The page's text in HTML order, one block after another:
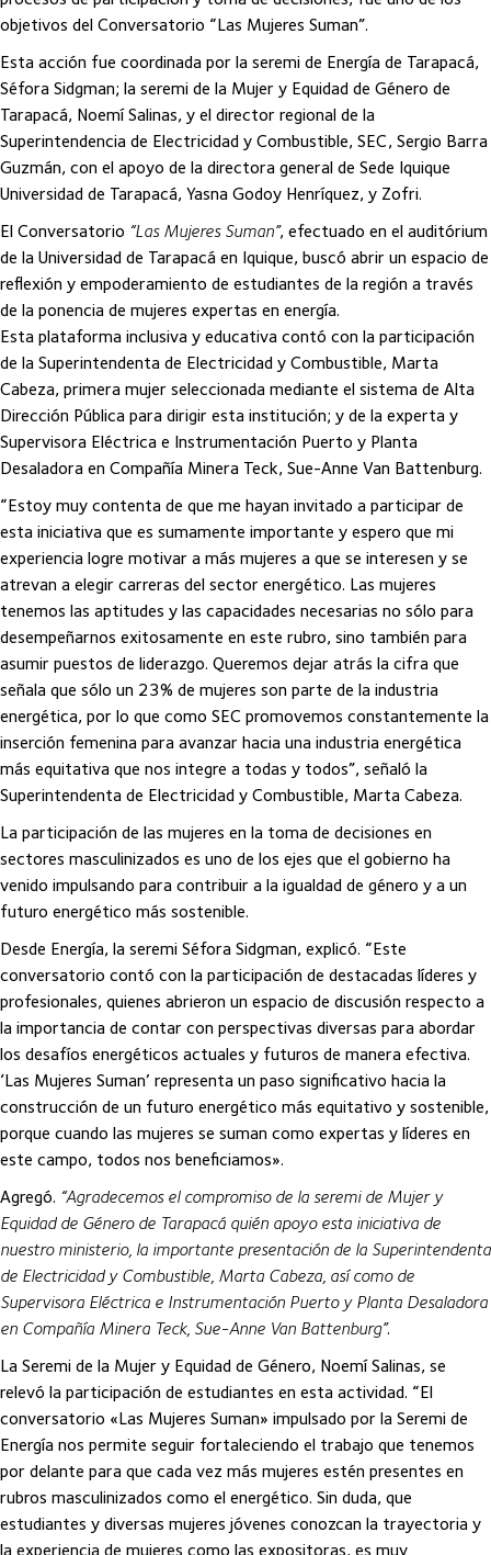
objetivos del Conversatorio “Las Mujeres Suman”.
Esta acción fue coordinada por la seremi de Energía de Tarapacá,
Séfora Sidgman; la seremi de la Mujer y Equidad de Género de
Tarapacá, Noemí Salinas, y el director regional de la
Superintendencia de Electricidad y Combustible, SEC, Sergio Barra
Guzmán, con el apoyo de la directora general de Sede Iquique
Universidad de Tarapacá, Yasna Godoy Henríquez, y Zofri.
El Conversatorio “Las Mujeres Suman”, efectuado en el auditórium
de la Universidad de Tarapacá en Iquique, buscó abrir un espacio de
reflexión y empoderamiento de estudiantes de la región a través
de la ponencia de mujeres expertas en energía.
Esta plataforma inclusiva y educativa contó con la participación
de la Superintendenta de Electricidad y Combustible, Marta
Cabeza, primera mujer seleccionada mediante el sistema de Alta
Dirección Pública para dirigir esta institución; y de la experta y
Supervisora Eléctrica e Instrumentación Puerto y Planta
Desaladora en Compañía Minera Teck, Sue-Anne Van Battenburg.
“Estoy muy contenta de que me hayan invitado a participar de
esta iniciativa que es sumamente importante y espero que mi
experiencia logre motivar a más mujeres a que se interesen y se
atrevan a elegir carreras del sector energético. Las mujeres
tenemos las aptitudes y las capacidades necesarias no sólo para
desempeñarnos exitosamente en este rubro, sino también para
asumir puestos de liderazgo. Queremos dejar atrás la cifra que
señala que sólo un 23% de mujeres son parte de la industria
energética, por lo que como SEC promovemos constantemente la
inserción femenina para avanzar hacia una industria energética
más equitativa que nos integre a todas y todos”, señaló la
Superintendenta de Electricidad y Combustible, Marta Cabeza.
La participación de las mujeres en la toma de decisiones en
sectores masculinizados es uno de los ejes que el gobierno ha
venido impulsando para contribuir a la igualdad de género y a un
futuro energético más sostenible.
Desde Energía, la seremi Séfora Sidgman, explicó. “Este
conversatorio contó con la participación de destacadas líderes y
profesionales, quienes abrieron un espacio de discusión respecto a
la importancia de contar con perspectivas diversas para abordar
los desafíos energéticos actuales y futuros de manera efectiva.
‘Las Mujeres Suman’ representa un paso significativo hacia la
construcción de un futuro energético más equitativo y sostenible,
porque cuando las mujeres se suman como expertas y líderes en
este campo, todos nos beneficiamos».
Agregó. “Agradecemos el compromiso de la seremi de Mujer y
Equidad de Género de Tarapacá quién apoyo esta iniciativa de
nuestro ministerio, la importante presentación de la Superintendenta
de Electricidad y Combustible, Marta Cabeza, así como de
Supervisora Eléctrica e Instrumentación Puerto y Planta Desaladora
en Compañía Minera Teck, Sue-Anne Van Battenburg”.
La Seremi de la Mujer y Equidad de Género, Noemí Salinas, se
relevó la participación de estudiantes en esta actividad. “El
conversatorio «Las Mujeres Suman» impulsado por la Seremi de
Energía nos permite seguir fortaleciendo el trabajo que tenemos
por delante para que cada vez más mujeres estén presentes en
rubros masculinizados como el energético. Sin duda, que
estudiantes y diversas mujeres jóvenes conozcan la trayectoria y
la experiencia de mujeres como las expositoras, es muy